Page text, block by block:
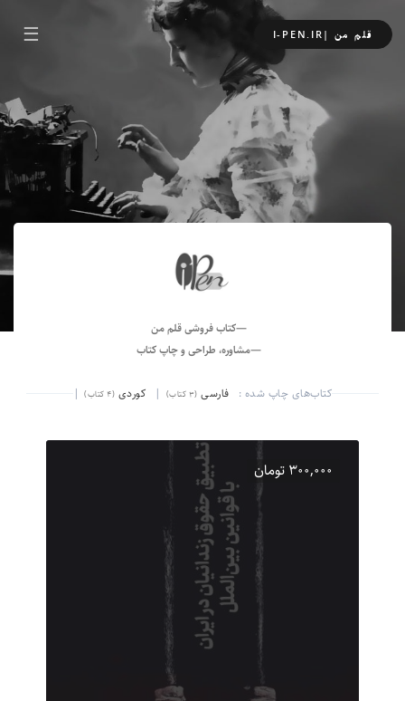
☰ I-PEN.IR| قلم من
کتاب فروشی قلم من
مشاوره، طراحی و چاپ کتاب
کتاب‌های چاپ شده : فارسی (۳ کتاب) | کوردی (۴ کتاب) |
۳۰۰,۰۰۰ تومان